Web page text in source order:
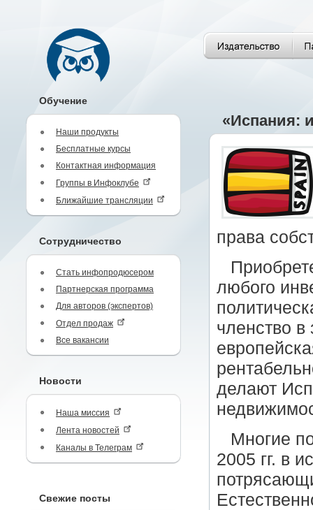
Обучение
Наши продукты
Бесплатные курсы
Контактная информация
Группы в Инфоклубе
Ближайшие трансляции
Сотрудничество
Стать инфопродюсером
Партнерская программа
Для авторов (экспертов)
Отдел продаж
Все вакансии
Новости
Наша миссия
Лента новостей
Каналы в Телеграм
Свежие посты
«Испания:
права
любого
членство в
делают
Многие
2005 гг. в